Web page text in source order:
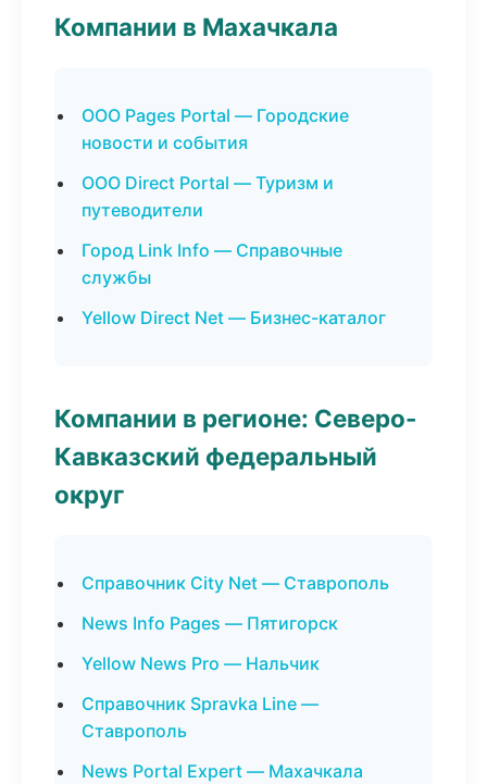
Компании в Махачкала
ООО Pages Portal — Городские
новости и события
ООО Direct Portal — Туризм и
путеводители
Город Link Info — Справочные
службы
Yellow Direct Net — Бизнес-каталог
Компании в регионе: Северо-
Кавказский федеральный
округ
Справочник City Net — Ставрополь
News Info Pages — Пятигорск
Yellow News Pro — Нальчик
Справочник Spravka Line —
Ставрополь
News Portal Expert — Махачкала